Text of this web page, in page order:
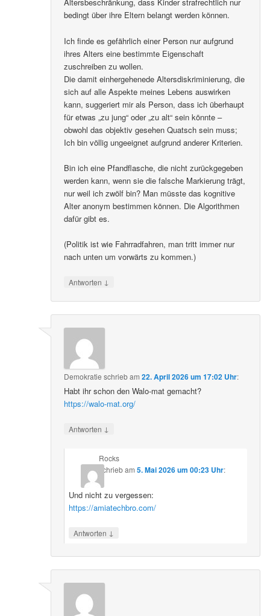
Altersbeschränkung, dass Kinder strafrechtlich nur
bedingt über ihre Eltern belangt werden können.
Ich finde es gefährlich einer Person nur aufgrund
ihres Alters eine bestimmte Eigenschaft
zuschreiben zu wollen.
Die damit einhergehenede Altersdiskriminierung, die
sich auf alle Aspekte meines Lebens auswirken
kann, suggeriert mir als Person, dass ich überhaupt
für etwas „zu jung“ oder „zu alt“ sein könnte –
obwohl das objektiv gesehen Quatsch sein muss;
Ich bin völlig ungeeignet aufgrund anderer Kriterien.
Bin ich eine Pfandflasche, die nicht zurückgegeben
werden kann, wenn sie die falsche Markierung trägt,
nur weil ich zwölf bin? Man müsste das kognitive
Alter anonym bestimmen können. Die Algorithmen
dafür gibt es.
(Politik ist wie Fahrradfahren, man tritt immer nur
nach unten um vorwärts zu kommen.)
Antworten ↓
Demokratie schriebam22. April 2026 um 17:02 Uhr:
Habt ihr schon den Walo-mat gemacht?
https://walo-mat.org/
Antworten ↓
Rocks
schriebam 5. Mai 2026 um 00:23 Uhr:
Und nicht zu vergessen:
https://amiatechbro.com/
Antworten ↓